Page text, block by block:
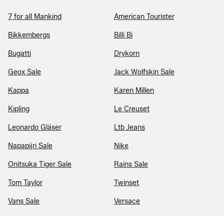
7 for all Mankind American Tourister
Bikkembergs Billi Bi
Bugatti Drykorn
Geox Sale Jack Wolfskin Sale
Kappa Karen Millen
Kipling Le Creuset
Leonardo Gläser Ltb Jeans
Napapijri Sale Nike
Onitsuka Tiger Sale Rains Sale
Tom Taylor Twinset
Vans Sale Versace